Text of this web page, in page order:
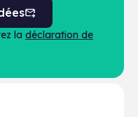
la déclaration de